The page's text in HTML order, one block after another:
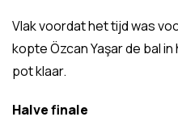
Vlak voordat het tijd was
kopte Özcan Yaşar de bal
pot klaar.
Halve finale